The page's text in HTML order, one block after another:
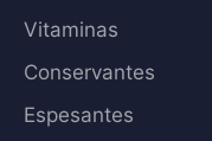
Vitaminas
Conservantes
Espesantes